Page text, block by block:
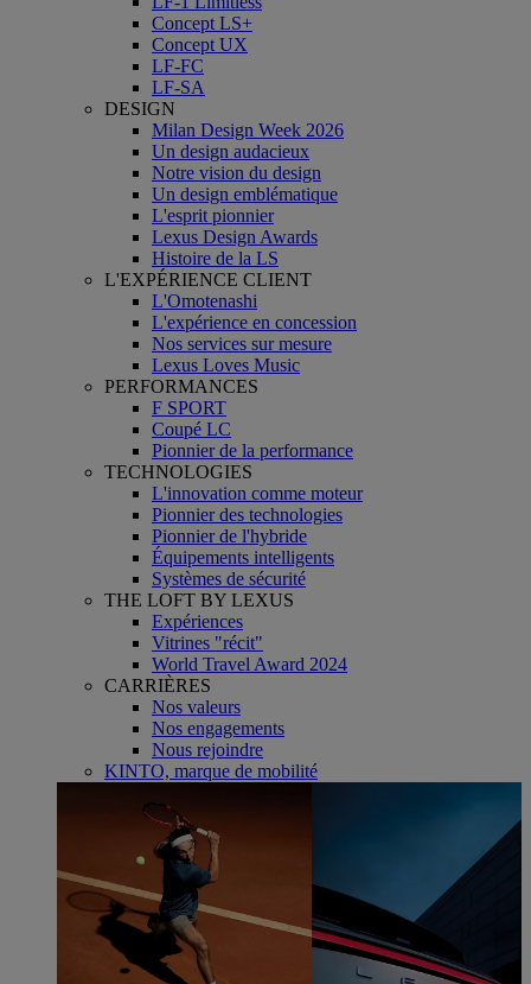
Concept LS+
Concept UX
LF-FC
LF-SA
DESIGN
Milan Design Week 2026
Un design audacieux
Notre vision du design
Un design emblématique
L'esprit pionnier
Lexus Design Awards
Histoire de la LS
L'EXPÉRIENCE CLIENT
L'Omotenashi
L'expérience en concession
Nos services sur mesure
Lexus Loves Music
PERFORMANCES
F SPORT
Coupé LC
Pionnier de la performance
TECHNOLOGIES
L'innovation comme moteur
Pionnier des technologies
Pionnier de l'hybride
Équipements intelligents
Systèmes de sécurité
THE LOFT BY LEXUS
Expériences
Vitrines "récit"
World Travel Award 2024
CARRIÈRES
Nos valeurs
Nos engagements
Nous rejoindre
KINTO, marque de mobilité